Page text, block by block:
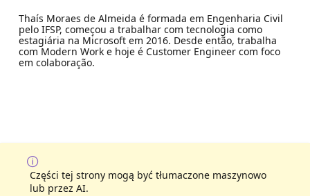
Thaís Moraes de Almeida é formada em Engenharia Civil
pelo IFSP, começou a trabalhar com tecnologia como
estagiária na Microsoft em 2016. Desde então, trabalha
com Modern Work e hoje é Customer Engineer com foco
em colaboração.
Części tej strony mogą być tłumaczone maszynowo
lub przez AI.